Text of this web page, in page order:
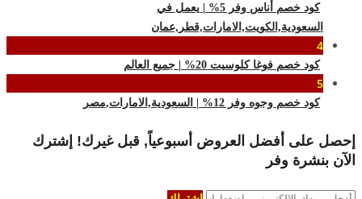
كود خصم أُناس وفر 5% | يعمل في
السعودية,الكويت,الامارات,قطر,عمان
4
كود خصم فوغا كلوسيت 20% | جميع العالم
5
كود خصم وجوه وفر 12% | السعودية,الامارات,مصر
إحصل على أفضل العروض أسبوعياً, قبل غيرك! إشترك
الآن بنشرة وفر